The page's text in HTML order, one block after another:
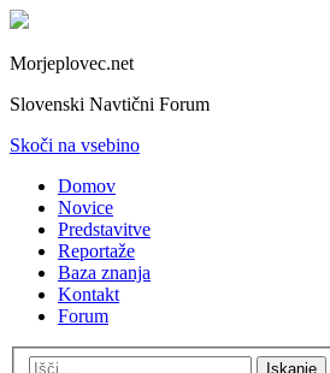
Morjeplovec.net
Slovenski Navtični Forum
Skoči na vsebino
Domov
Novice
Predstavitve
Reportaže
Baza znanja
Kontakt
Forum
Iskanje